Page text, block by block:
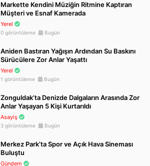
Markette Kendini Müziğin Ritmine Kaptıran
Müşteri ve Esnaf Kamerada
Yerel
0 görüntüleme Bugün
Aniden Bastıran Yağışın Ardından Su Baskını
Sürücülere Zor Anlar Yaşattı
Yerel
1 görüntüleme Bugün
Zonguldak’ta Denizde Dalgaların Arasında Zor
Anlar Yaşayan 5 Kişi Kurtarıldı
Asayiş
3 görüntüleme Bugün
Merkez Park’ta Spor ve Açık Hava Sineması
Buluştu
Gündem